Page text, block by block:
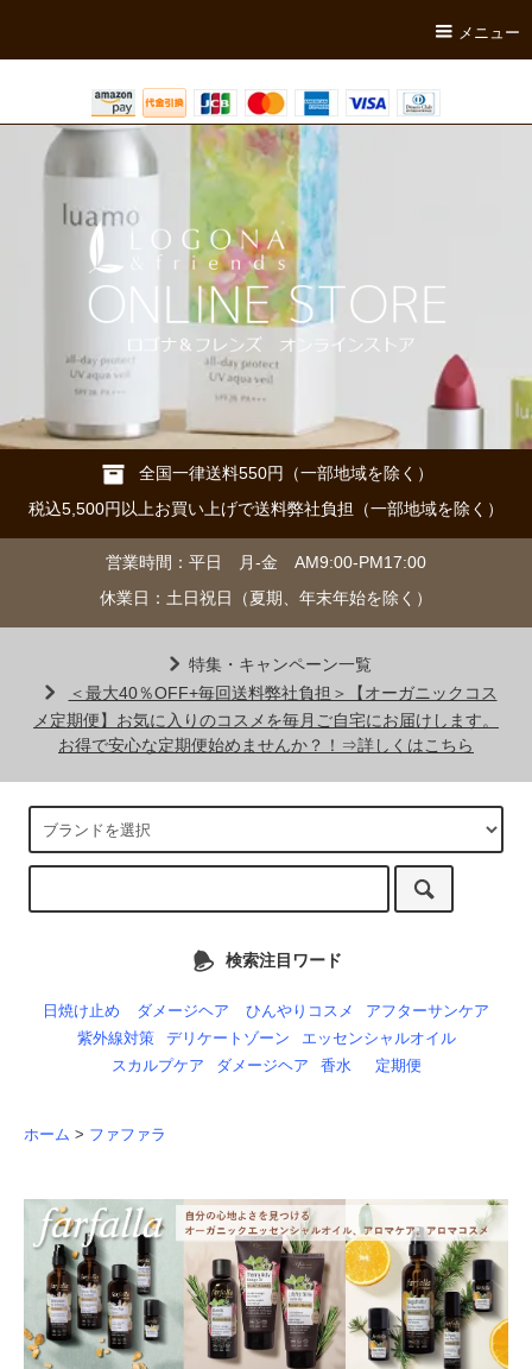
メニュー
全国一律送料550円（一部地域を除く）
税込5,500円以上お買い上げで送料弊社負担（一部地域を除く）
営業時間：平日 月-金 AM9:00-PM17:00
休業日：土日祝日（夏期、年末年始を除く）
特集・キャンペーン一覧
＜最大40％OFF+毎回送料弊社負担＞【オーガニックコス
メ定期便】お気に入りのコスメを毎月ご自宅にお届けします。
お得で安心な定期便始めませんか？！⇒詳しくはこちら
検索注目ワード
日焼け止め ダメージヘア ひんやりコスメ
アフターサンケア
紫外線対策
デリケートゾーン
エッセンシャルオイル
スカルプケア
ダメージヘア 香水 定期便
ホーム > ファファラ